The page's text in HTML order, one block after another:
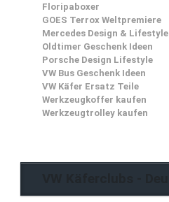
Floripaboxer
GOES Terrox Weltpremiere
Mercedes Design & Lifestyle
Oldtimer Geschenk Ideen
Porsche Design Lifestyle
VW Bus Geschenk Ideen
VW Käfer Ersatz Teile
Werkzeugkoffer kaufen
Werkzeugtrolley kaufen